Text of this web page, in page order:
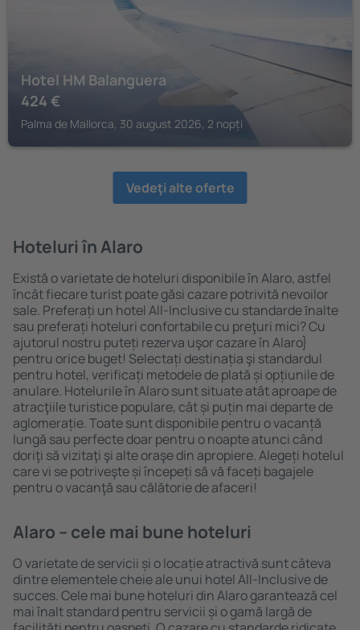
Hotel HM Balanguera
424 €
Palma de Mallorca, 30 august 2026, 2 nopți
Vedeţi alte oferte
Hoteluri în Alaro
Există o varietate de hoteluri disponibile în Alaro, astfel
încât fiecare turist poate găsi cazare potrivită nevoilor
sale. Preferați un hotel All-Inclusive cu standarde ȋnalte
sau preferați hoteluri confortabile cu preţuri mici? Cu
ajutorul nostru puteți rezerva uşor cazare în Alaro}
pentru orice buget! Selectați destinația şi standardul
pentru hotel, verificați metodele de plată și opțiunile de
anulare. Hotelurile în Alaro sunt situate atât aproape de
atracţiile turistice populare, cât și puțin mai departe de
aglomerație. Toate sunt disponibile pentru o vacanță
lungă sau perfecte doar pentru o noapte atunci când
doriţi să vizitaţi şi alte oraşe din apropiere. Alegeți hotelul
care vi se potriveşte și începeți să vă faceți bagajele
pentru o vacanţă sau călătorie de afaceri!
Alaro – cele mai bune hoteluri
O varietate de servicii și o locație atractivă sunt câteva
dintre elementele cheie ale unui hotel All-Inclusive de
succes. Cele mai bune hoteluri din Alaro garantează cel
mai înalt standard pentru servicii și o gamă largă de